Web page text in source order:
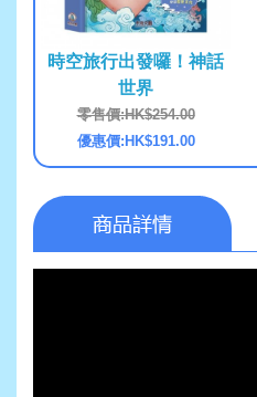
時空旅行出發囉！神話
世界
零售價:HK$254.00
優惠價:HK$191.00